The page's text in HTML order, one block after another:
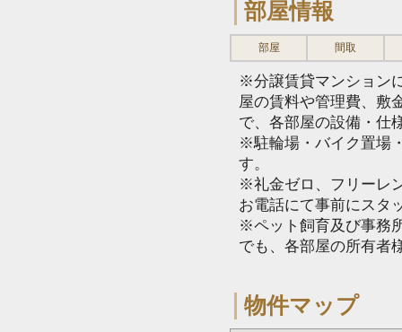
部屋情報
部屋 間取
※分譲賃貸マンション
屋の賃料や管理費、敷
で、各部屋の設備・仕
※駐輪場・バイク置場
す。
※礼金ゼロ、フリーレ
お電話にて事前にスタ
※ペット飼育及び事務
でも、各部屋の所有者
物件マップ